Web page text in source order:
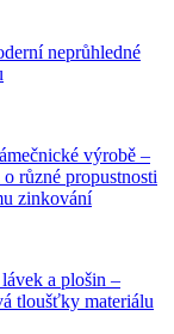
neprůhledné
výrobě –
různé propustnosti
zinkování
a plošin –
tloušťky materiálu